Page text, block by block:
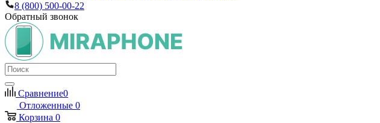
8 (800) 500-00-22
Обратный звонок
Сравнение0
Отложенные 0
Корзина 0